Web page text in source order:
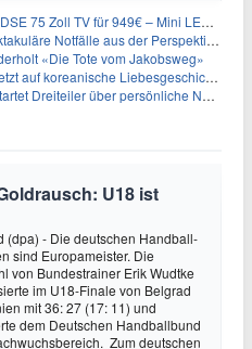
Zoll TV für 949€ – Mini LED, 144Hz, 2026
Notfälle aus der Perspektive der Patienten
«Die Tote vom Jakobsweg»
auf koreanische Liebesgeschichte
Dreiteiler über persönliche Neuanfänge
U18 ist
(dpa) - Die deutschen Handball-
sind Europameister. Die
von Bundestrainer Erik Wudtke
im U18-Finale von Belgrad
mit 36: 27 (17: 11) und
dem Deutschen Handballbund
Zum deutschen